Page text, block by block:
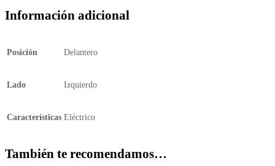
Información adicional
Posición Delantero
Lado Izquierdo
Características Eléctrico
También te recomendamos…